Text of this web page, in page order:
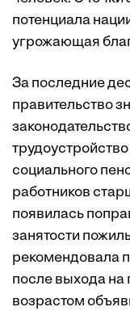
потенциала
угрожающая
За последние
правительство
социального
работников
появилась
занятости
рекомендовала
после выхода
возрастом